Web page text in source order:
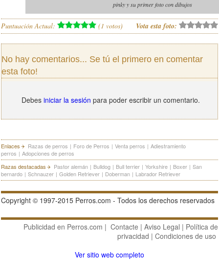
pinky y su primer foto con dibujos
Puntuación Actual: (1 votos) Vota esta foto:
No hay comentarios... Se tú el primero en comentar
esta foto!
Debes iniciar la sesión para poder escribir un comentario.
Enlaces Razas de perros | Foro de Perros | Venta perros | Adiestramiento
perros | Adopciones de perros
Razas destacadas
Pastor alemán | Bulldog | Bull terrier | Yorkshire | Boxer | San
bernardo | Schnauzer | Golden Retriever | Doberman | Labrador Retriever
Copyright © 1997-2015 Perros.com - Todos los derechos reservados
Publicidad en Perros.com | Contacte | Aviso Legal | Política de
privacidad | Condiciones de uso
Ver sitio web completo